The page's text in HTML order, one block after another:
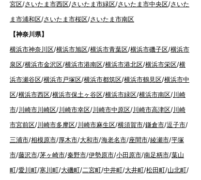
宮区/さいたま市西区/さいたま市緑区/さいたま市中央区/さいた
ま市浦和区/さいたま市桜区/さいたま市南区
【神奈川県】
横浜市神奈川区/横浜市旭区/横浜市青葉区/横浜市磯子区/横浜市
泉区/横浜市金沢区/横浜市港南区/横浜市港北区/横浜市栄区/横
浜市瀬谷区/横浜市戸塚区/横浜市都筑区/横浜市鶴見区/横浜市中
区/横浜市西区/横浜市保土ヶ谷区/横浜市緑区/横浜市南区/川崎
市/川崎市川崎区/川崎市幸区/川崎市中原区/川崎市高津区/川崎
市宮前区/川崎市多摩区/川崎市麻生区/横須賀市/鎌倉市/逗子市/
三浦市/相模原市/厚木市/大和市/海老名市/座間市/綾瀬市/平塚
市/藤沢市/茅ヶ崎市/秦野市/伊勢原市/小田原市/南足柄市/葉山
町/愛川町/寒川町/大磯町/二宮町/中井町/大井町/松田町/山北町/